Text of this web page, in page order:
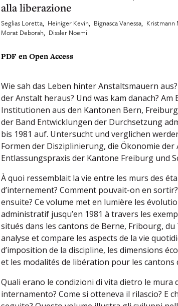
alla liberazione
Seglias Loretta Heiniger Kevin Bignasca Vanessa Kristmann
Morat Deborah Dissler Noemi
PDF en Open Access
Wie sah das Leben hinter Anstaltsmauern
der Anstalt heraus? Und was kam danach?
Institutionen aus den Kantonen Bern,
der Band Entwicklungen der Durchsetzung
bis 1981 auf. Untersucht und verglichen
Formen der Disziplinierung, die Ökonomie der
Entlassungspraxis der Kantone Freiburg und
À quoi ressemblait la vie entre les murs des
d’internement? Comment pouvait-on en
ensuite? Ce volume met en lumière les
administratif jusqu’en 1981 à travers les
situés dans les cantons de Berne, Fribourg, du
analyse et compare les aspects de la vie
d’imposition de la discipline, les dimensions
et les modalités de libération pour les cantons
Quali erano le condizioni di vita dietro le mura
internamento? Come si otteneva il rilascio? E